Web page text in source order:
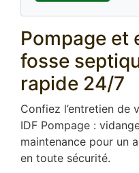
Pompage et
fosse
rapide 24/7
Confiez l’entretien de
IDF Pompage :
maintenance pour un
en toute sécurité.